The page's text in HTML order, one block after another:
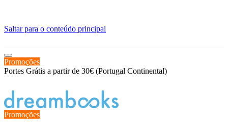
Saltar para o conteúdo principal
Promoções
Portes Grátis a partir de 30€ (Portugal Continental)
Promoções
≡